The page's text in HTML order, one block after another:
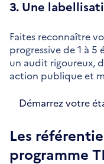
3. Une
Faites reconnaître
progressive de 1 à 5
un audit rigoureux,
action publique et
Démarrez votre
Les
programme